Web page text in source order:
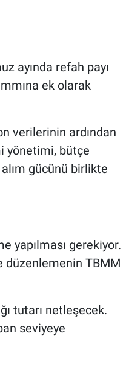
ayında refah payı
ek olarak
verilerinin ardından
yönetimi, bütçe
gücünü birlikte
yapılması gerekiyor.
düzenlemenin TBMM
tutarı netleşecek.
seviyeye